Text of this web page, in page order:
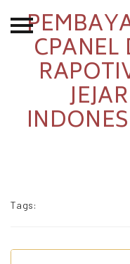
Beranda
Tentang
Permohonan Hibah
Sekolah Pemikiran
Proyek Terdahulu
Tags: